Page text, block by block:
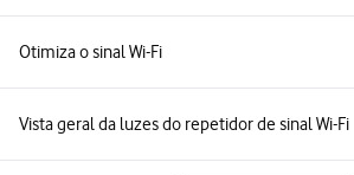
Otimiza o sinal Wi-Fi
Vista geral da luzes do repetidor de sinal Wi-Fi